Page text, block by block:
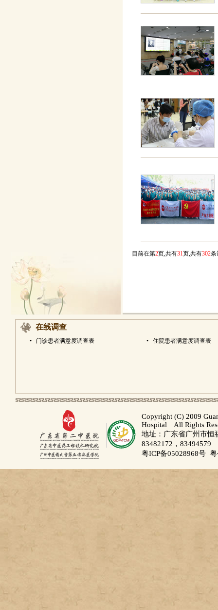
目前在第2页,共有31页,共有302
在线调查
• 门诊患者满意度调查表 • 住院患者满意度调查表
Copyright (C) 2009
Hospital All Rights
地址：广东省广州市
83482172，83494579
粤ICP备05028968号